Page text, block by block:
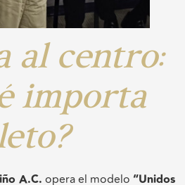
al centro:
importa
A.C. opera el modelo “Unidos